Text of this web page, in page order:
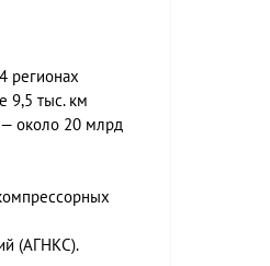
регионах
9,5 тыс. км
— около 20 млрд
(АГНКС).